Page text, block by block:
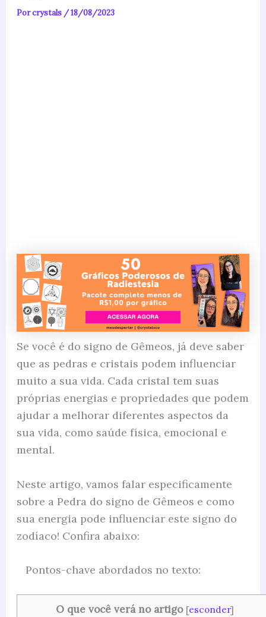
Porcrystals /18/08/2023
Se você é do signo de Gêmeos, já deve saber
que as pedras e cristais podem influenciar
muito a sua vida. Cada cristal tem suas
próprias energias e propriedades que podem
ajudar a melhorar diferentes aspectos da
sua vida, como saúde física, emocional e
mental.
Neste artigo, vamos falar especificamente
sobre a Pedra do signo de Gêmeos e como
sua energia pode influenciar este signo do
zodíaco! Confira abaixo:
Pontos-chave abordados no texto:
O que você verá no artigo [esconder]